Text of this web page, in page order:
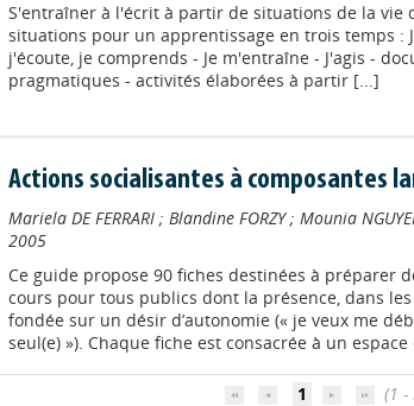
S'entraîner à l'écrit à partir de situations de la vie
situations pour un apprentissage en trois temps :
j'écoute, je comprends - Je m'entraîne - J'agis -
pragmatiques - activités élaborées à partir [...]
Actions socialisantes à composantes
Mariela DE FERRARI; Blandine FORZY; Mounia
2005
Ce guide propose 90 fiches destinées à préparer
cours pour tous publics dont la présence, dans
fondée sur un désir d’autonomie (« je veux me
seul(e) »). Chaque fiche est consacrée à un
1 (1 -